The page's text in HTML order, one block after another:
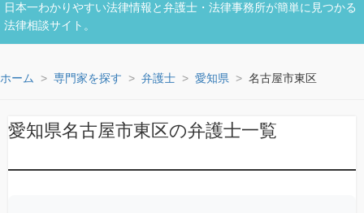
日本一わかりやすい法律情報と弁護士・法律事務所が簡単に見つかる
法律相談サイト。
ホーム 専門家を探す 弁護士 愛知県 名古屋市東区
愛知県名古屋市東区の弁護士一覧